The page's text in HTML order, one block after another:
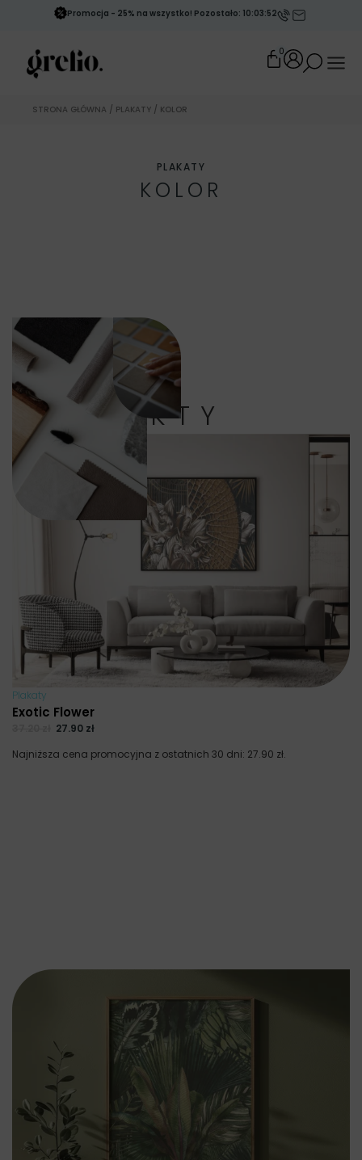
Promocja - 25% na wszystko! Pozostało: 10:03:51
0
STRONA GŁÓWNA / PLAKATY / KOLOR
PLAKATY
KOLOR
PRODUKTY
Plakaty
Exotic Flower
27.90 zł
Najniższa cena promocyjna z ostatnich 30 dni: 27.90 zł.